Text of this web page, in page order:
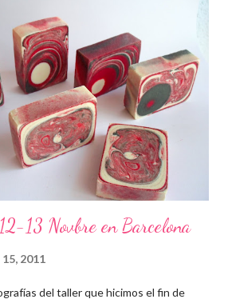
13 Novbre en Barcelona
2011
del taller que hicimos el fin de